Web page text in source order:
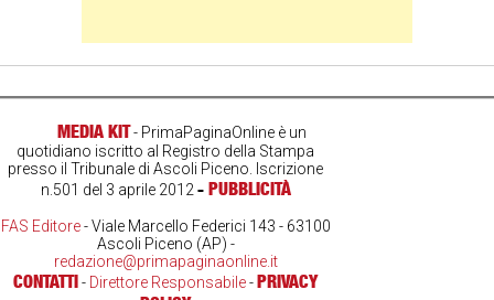
MEDIA KIT- PrimaPaginaOnline è un
quotidiano iscritto al Registro della Stampa
presso il Tribunale di Ascoli Piceno. Iscrizione
n.501 del 3 aprile 2012- PUBBLICITÀ
FAS Editore- Viale Marcello Federici 143 - 63100
Ascoli Piceno (AP) -
redazione@primapaginaonline.it
CONTATTI- Direttore Responsabile-PRIVACY